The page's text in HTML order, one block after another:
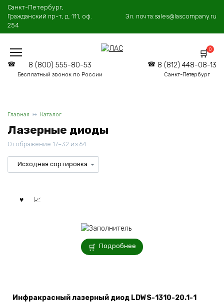
Перейти
содержанию
Санкт-Петербург,
Гражданский пр-т, д. 111, оф.
254
Эл. почта:sales@lascompany.ru
8 (800) 555-80-53
Бесплатный звонок по России
8 (812) 448-08-13
Санкт-Петербург
0
Главная Каталог
Лазерные диоды
Отображение 17–32 из 64
Подробнее
Инфракрасный лазерный диод LDWS-1310-20.1-1